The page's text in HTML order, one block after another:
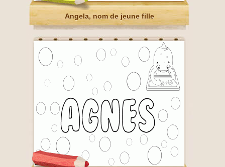
Angela, nom de jeune fille